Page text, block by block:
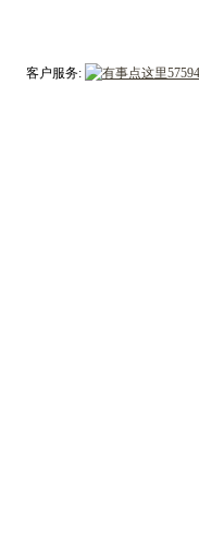
客户服务: